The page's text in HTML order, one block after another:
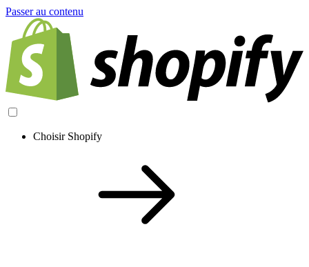
Passer au contenu
Choisir Shopify